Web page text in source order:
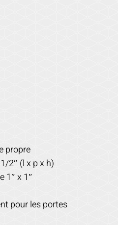
propre
2″ (l x p x h)
1″ x 1″
pour les portes